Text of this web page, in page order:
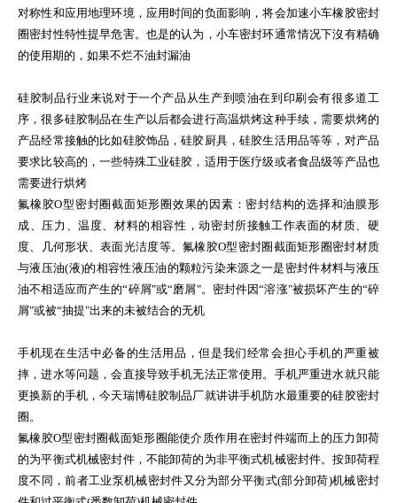
对称性和应用地理环境，应用时间的负面影响，将会加速小车橡胶密封
圈密封性特性提早危害。也是的认为，小车密封环通常情况下沒有精确
的使用期的，如果不烂不油封漏油
硅胶制品行业来说对于一个产品从生产到喷油在到印刷会有很多道工
序，很多硅胶制品在生产以后都会进行高温烘烤这种手续，需要烘烤的
产品经常接触的比如硅胶饰品，硅胶厨具，硅胶生活用品等等，对产品
要求比较高的，一些特殊工业硅胶，适用于医疗级或者食品级等产品也
需要进行烘烤
氟橡胶O型密封圈截面矩形圈效果的因素：密封结构的选择和油膜形
成、压力、温度、材料的相容性，动密封所接触工作表面的材质、硬
度、几何形状、表面光洁度等。氟橡胶O型密封圈截面矩形圈密封材质
与液压油(液)的相容性液压油的颗粒污染来源之一是密封件材料与液压
油不相适应而产生的“碎屑"或“磨屑"。密封件因“溶涨"被损坏产生的“碎
屑"或被“抽提"出来的未被结合的无机
手机现在生活中必备的生活用品，但是我们经常会担心手机的严重被
摔，进水等问题，会直接导致手机无法正常使用。手机严重进水就只能
更换新的手机，今天瑞博硅胶制品厂就讲讲手机防水最重要的硅胶密封
圈。
氟橡胶O型密封圈截面矩形圈能使介质作用在密封件端而上的压力卸荷
的为平衡式机械密封件，不能卸荷的为非平衡式机械密封件。按卸荷程
度不同，前者工业泵机械密封件又分为部分平衡式(部分卸荷)机械密封